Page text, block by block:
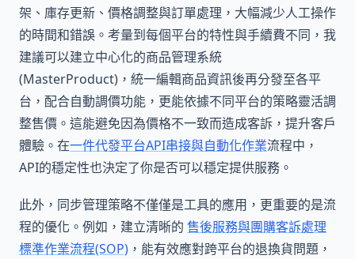
架、庫存更新、價格調整與訂單處理，大幅減少人工操作
的時間和錯誤。考量到每個平台的特性與手續費不同，我
建議可以建立中心化的商品管理系統
(MasterProduct)，統一編輯商品資訊後再分發至各平
台，配合自動調價功能，更能依據不同平台的策略靈活調
整售價。這能避免因為價格不一致而造成客訴，提升客戶
體驗。在一件代發平台API串接與自動化作業流程中，
API的穩定性也決定了你是否可以穩定提供服務。
此外，同步管理策略不僅僅是工具的應用，更重要的是流
程的優化。例如，建立清晰的 售後服務與團購客訴處理
標準作業流程(SOP) ，能有效應對跨平台的退換貨問題，